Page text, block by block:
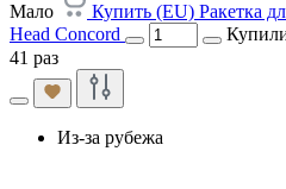
Мало
Купить (EU) Ракетка
Head Concord
41 раз
Из-за рубежа